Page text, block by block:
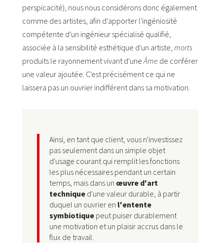
perspicacité), nous nous considérons donc également
comme des artistes, afin d'apporter l'ingéniosité
compétente d'un ingénieur spécialisé qualifié,
associée à la sensibilité esthétique d'un artiste, morts
produits le rayonnement vivant d'uneÂme de conférer
une valeur ajoutée. C'est précisément ce qui ne
laissera pas un ouvrier indifférent dans sa motivation.
Ainsi, en tant que client, vous n'investissez
pas seulement dans un simple objet
d'usage courant qui remplit les fonctions
les plus nécessaires pendant un certain
temps, mais dans un œuvre d'art
techniqued'une valeur durable, à partir
duquel un ouvrier en l'entente
symbiotiquepeut puiser durablement
une motivation et un plaisir accrus dans le
flux de travail.